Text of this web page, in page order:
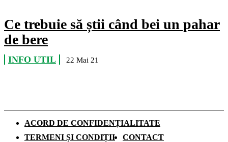
Ce trebuie să știi când bei un pahar
de bere
INFO UTIL 22 Mai 21
ACORD DE CONFIDENȚIALITATE
TERMENI ȘI CONDIȚII
CONTACT